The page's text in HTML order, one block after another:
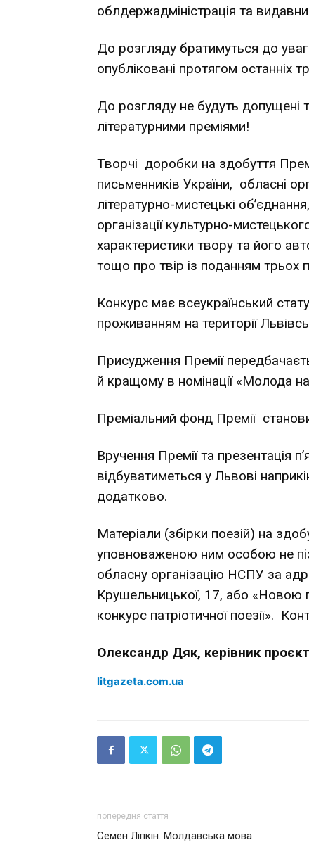
облдержадміністрація та
До розгляду братимуться до
опубліковані протягом останніх
До розгляду не будуть допущені
літературними преміями!
Творчі доробки на здобуття
письменників України, обласні
літературно-мистецькі
організації культурно-
характеристики твору та його
тощо про твір із поданням трьох
Конкурс має всеукраїнський
проживанням на території
Присудження Премії
й кращому в номінації «Молода
Преміальний фонд Премії
Вручення Премії та презентація
відбуватиметься у Львові
додатково.
Матеріали (збірки поезій) на
уповноваженою ним особою не
обласну організацію НСПУ за
Крушельницької, 17, або
конкурс патріотичної поезії».
Олександр Дяк, керівник
litgazeta.com.ua
попередня стаття
Семен Ліпкін. Молдавська мова